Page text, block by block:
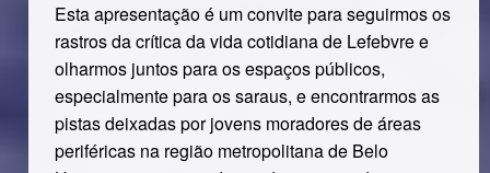
Esta apresentação é um convite para seguirmos os
rastros da crítica da vida cotidiana de Lefebvre e
olharmos juntos para os espaços públicos,
especialmente para os saraus, e encontrarmos as
pistas deixadas por jovens moradores de áreas
periféricas na região metropolitana de Belo